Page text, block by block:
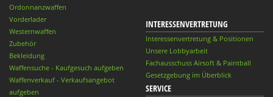
Ordonnanzwaffen
Vorderlader
Westernwaffen
Zubehör
Bekleidung
Waffensuche - Kaufgesuch aufgeben
Waffenverkauf - Verkaufsangebot
aufgeben
INTERESSENVERTRETUNG
Interessenvertretung & Positionen
Unsere Lobbyarbeit
Fachausschuss Airsoft & Paintball
Gesetzgebung im Überblick
SERVICE